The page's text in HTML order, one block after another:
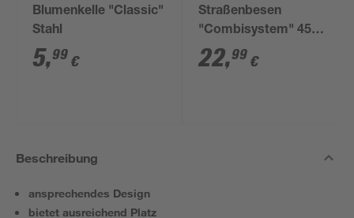
Blumenkelle "Classic"
Stahl
5,99 €
Straßenbesen
"Combisystem" 45
cm
22,99 €
Beschreibung
ansprechendes Design
bietet ausreichend Platz